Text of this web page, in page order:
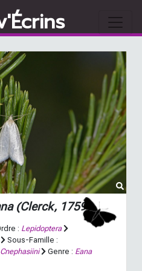
(Clerck, 1759)
: Lepidoptera
Sous-Famille :
Cnephasiini Genre : Eana